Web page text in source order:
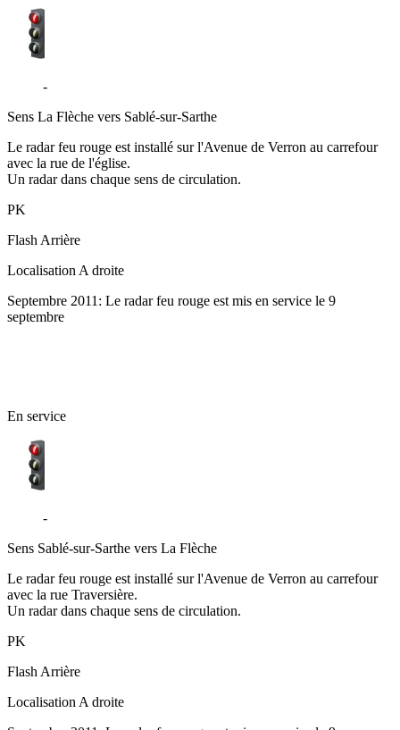
-
Sens La Flèche vers Sablé-sur-Sarthe
Le radar feu rouge est installé sur l'Avenue de Verron au carrefour
avec la rue de l'église.
Un radar dans chaque sens de circulation.
PK
Flash Arrière
Localisation A droite
Septembre 2011: Le radar feu rouge est mis en service le 9
septembre
En service
-
Sens Sablé-sur-Sarthe vers La Flèche
Le radar feu rouge est installé sur l'Avenue de Verron au carrefour
avec la rue Traversière.
Un radar dans chaque sens de circulation.
PK
Flash Arrière
Localisation A droite